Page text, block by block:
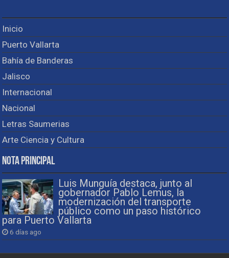
Inicio
Puerto Vallarta
Bahía de Banderas
Jalisco
Internacional
Nacional
Letras Saumerias
Arte Ciencia y Cultura
Nota Principal
Luis Munguía destaca, junto al
gobernador Pablo Lemus, la
modernización del transporte
público como un paso histórico
para Puerto Vallarta
6 días ago